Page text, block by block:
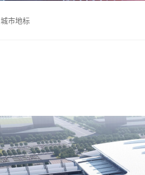
城市地标